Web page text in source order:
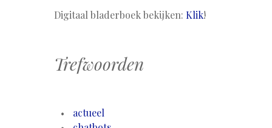
Digitaal bladerboek bekijken: Klik!
Trefwoorden
actueel